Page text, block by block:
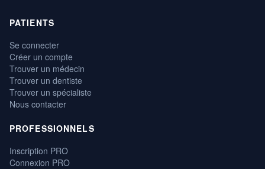
PATIENTS
Se connecter
Créer un compte
Trouver un médecin
Trouver un dentiste
Trouver un spécialiste
Nous contacter
PROFESSIONNELS
Inscription PRO
Connexion PRO